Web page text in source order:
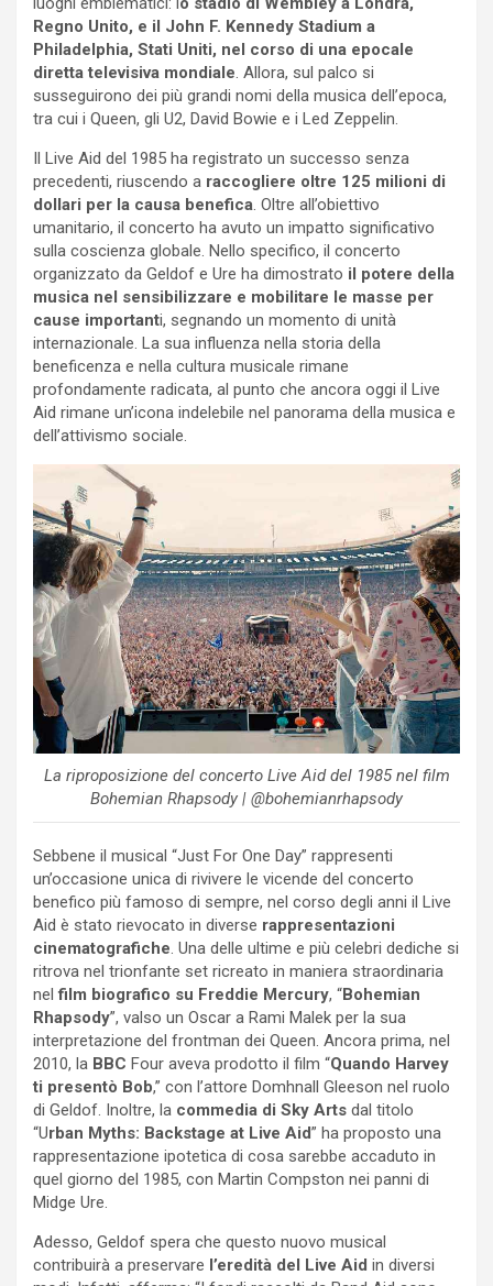
Regno Unito, e il John F. Kennedy Stadium a
Philadelphia, Stati Uniti, nel corso di una epocale
diretta televisiva mondiale. Allora, sul palco si
susseguirono dei più grandi nomi della musica dell’epoca,
tra cui i Queen, gli U2, David Bowie e i Led Zeppelin.
Il Live Aid del 1985 ha registrato un successo senza
precedenti, riuscendo a raccogliere oltre 125 milioni di
dollari per la causa benefica. Oltre all’obiettivo
umanitario, il concerto ha avuto un impatto significativo
sulla coscienza globale. Nello specifico, il concerto
organizzato da Geldof e Ure ha dimostrato il potere della
musica nel sensibilizzare e mobilitare le masse per
cause importanti, segnando un momento di unità
internazionale. La sua influenza nella storia della
beneficenza e nella cultura musicale rimane
profondamente radicata, al punto che ancora oggi il Live
Aid rimane un’icona indelebile nel panorama della musica e
dell’attivismo sociale.
La riproposizione del concerto Live Aid del 1985 nel film
Bohemian Rhapsody | @bohemianrhapsody
Sebbene il musical “Just For One Day” rappresenti
un’occasione unica di rivivere le vicende del concerto
benefico più famoso di sempre, nel corso degli anni il Live
Aid è stato rievocato in diverse rappresentazioni
cinematografiche . Una delle ultime e più celebri dediche si
ritrova nel trionfante set ricreato in maniera straordinaria
nelfilm biografico su Freddie Mercury, “Bohemian
Rhapsody”, valso un Oscar a Rami Malek per la sua
interpretazione del frontman dei Queen. Ancora prima, nel
2010, la BBC Four aveva prodotto il film “Quando Harvey
ti presentò Bob,” con l’attore Domhnall Gleeson nel ruolo
di Geldof. Inoltre, la commedia di Sky Arts dal titolo
“Urban Myths: Backstage at Live Aid” ha proposto una
rappresentazione ipotetica di cosa sarebbe accaduto in
quel giorno del 1985, con Martin Compston nei panni di
Midge Ure.
Adesso, Geldof spera che questo nuovo musical
contribuirà a preservare l’eredità del Live Aid in diversi